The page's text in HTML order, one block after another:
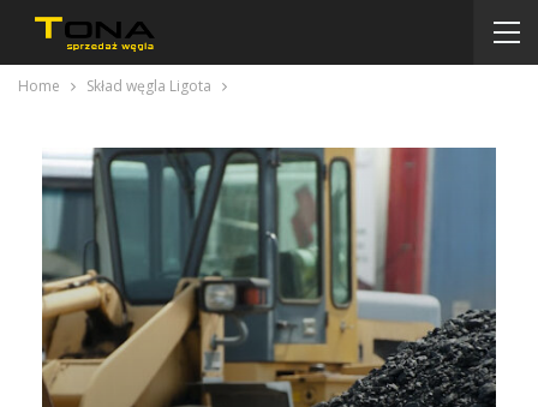
Home Skład węgla Ligota